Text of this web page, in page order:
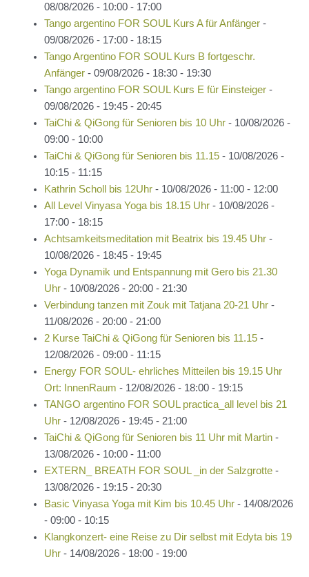
08/08/2026 - 10:00 - 17:00
Tango argentino FOR SOUL Kurs A für Anfänger-
09/08/2026 - 17:00 - 18:15
Tango Argentino FOR SOUL Kurs B fortgeschr.
Anfänger- 09/08/2026 - 18:30 - 19:30
Tango argentino FOR SOUL Kurs E für Einsteiger-
09/08/2026 - 19:45 - 20:45
TaiChi & QiGong für Senioren bis 10 Uhr- 10/08/2026 -
09:00 - 10:00
TaiChi & QiGong für Senioren bis 11.15- 10/08/2026 -
10:15 - 11:15
Kathrin Scholl bis 12Uhr- 10/08/2026 - 11:00 - 12:00
All Level Vinyasa Yoga bis 18.15 Uhr- 10/08/2026 -
17:00 - 18:15
Achtsamkeitsmeditation mit Beatrix bis 19.45 Uhr-
10/08/2026 - 18:45 - 19:45
Yoga Dynamik und Entspannung mit Gero bis 21.30
Uhr- 10/08/2026 - 20:00 - 21:30
Verbindung tanzen mit Zouk mit Tatjana 20-21 Uhr-
11/08/2026 - 20:00 - 21:00
2 Kurse TaiChi & QiGong für Senioren bis 11.15-
12/08/2026 - 09:00 - 11:15
Energy FOR SOUL- ehrliches Mitteilen bis 19.15 Uhr
Ort: InnenRaum - 12/08/2026 - 18:00 - 19:15
TANGO argentino FOR SOUL practica_all level bis 21
Uhr- 12/08/2026 - 19:45 - 21:00
TaiChi & QiGong für Senioren bis 11 Uhr mit Martin-
13/08/2026 - 10:00 - 11:00
EXTERN_ BREATH FOR SOUL _in der Salzgrotte-
13/08/2026 - 19:15 - 20:30
Basic Vinyasa Yoga mit Kim bis 10.45 Uhr- 14/08/2026
- 09:00 - 10:15
Klangkonzert- eine Reise zu Dir selbst mit Edyta bis 19
Uhr- 14/08/2026 - 18:00 - 19:00